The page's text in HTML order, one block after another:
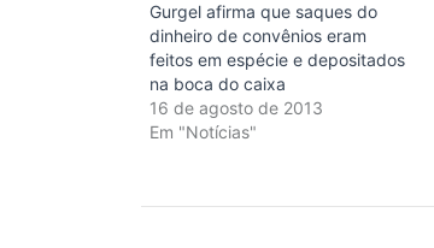
Gurgel afirma que saques do
dinheiro de convênios eram
feitos em espécie e depositados
na boca do caixa
16 de agosto de 2013
Em "Notícias"